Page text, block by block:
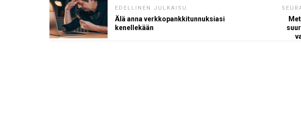
EDELLINEN JULKAISU
Älä anna verkkopankkitunnuksiasi
kenellekään